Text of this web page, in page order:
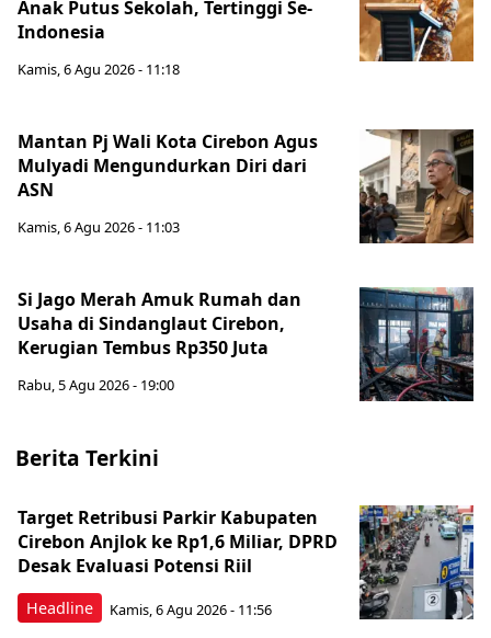
Anak Putus Sekolah, Tertinggi Se-
Indonesia
Kamis, 6 Agu 2026 - 11:18
Mantan Pj Wali Kota Cirebon Agus
Mulyadi Mengundurkan Diri dari
ASN
Kamis, 6 Agu 2026 - 11:03
Si Jago Merah Amuk Rumah dan
Usaha di Sindanglaut Cirebon,
Kerugian Tembus Rp350 Juta
Rabu, 5 Agu 2026 - 19:00
Berita Terkini
Headline
Target Retribusi Parkir Kabupaten
Cirebon Anjlok ke Rp1,6 Miliar, DPRD
Desak Evaluasi Potensi Riil
Kamis, 6 Agu 2026 - 11:56